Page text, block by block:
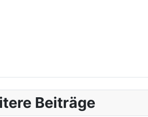
Beiträge